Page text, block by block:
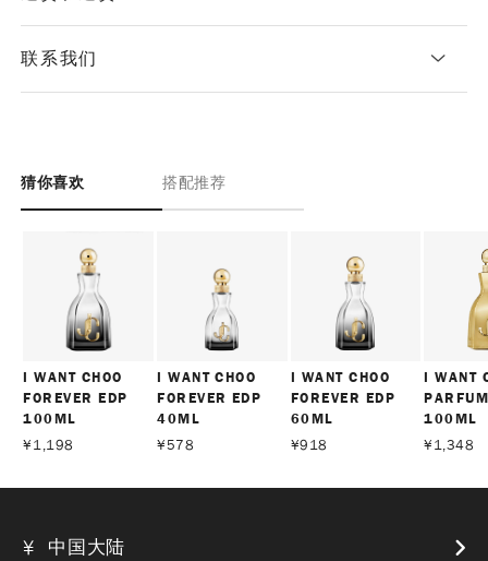
联系我们
猜你喜欢 搭配推荐
I WANT CHOO
FOREVER EDP
100ML
¥1,198
I WANT CHOO
FOREVER EDP
40ML
¥578
I WANT CHOO
FOREVER EDP
60ML
¥918
I WANT
100ML
¥1,348
中国大陆